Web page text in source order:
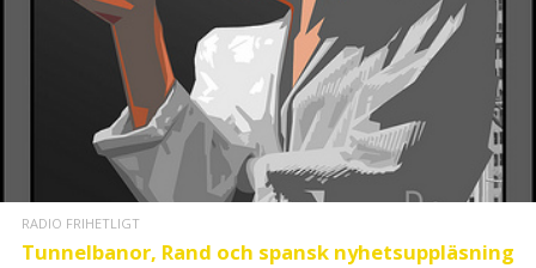
RADIO FRIHETLIGT
Tunnelbanor, Rand och spansk nyhetsuppläsning